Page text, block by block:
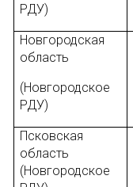
РДУ)
Новгородская
область
(Новгородское
РДУ)
Псковская
область
(Новгородское